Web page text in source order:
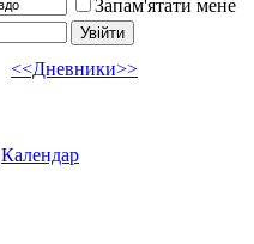
Запам'ятати мене
<<Дневники>>
Календар